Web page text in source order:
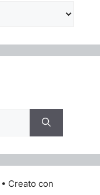
• Creato con